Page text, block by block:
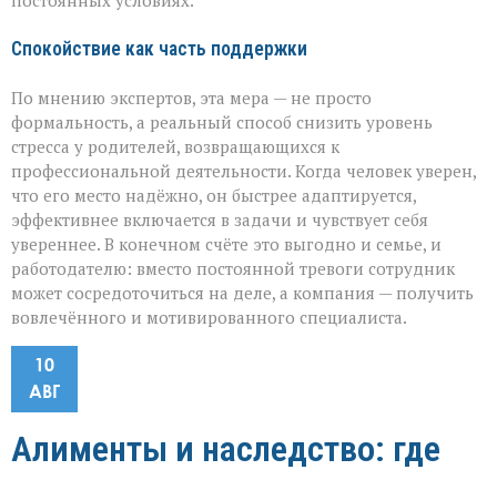
Спокойствие как часть поддержки
По мнению экспертов, эта мера — не просто
формальность, а реальный способ снизить уровень
стресса у родителей, возвращающихся к
профессиональной деятельности. Когда человек уверен,
что его место надёжно, он быстрее адаптируется,
эффективнее включается в задачи и чувствует себя
увереннее. В конечном счёте это выгодно и семье, и
работодателю: вместо постоянной тревоги сотрудник
может сосредоточиться на деле, а компания — получить
вовлечённого и мотивированного специалиста.
10
АВГ
Алименты и наследство: где